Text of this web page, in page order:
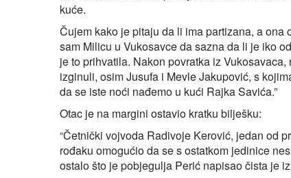
kuće.
Čujem kako je pitaju da li ima partizana, a
sam Milicu u Vukosavce da sazna da li je iko
je to prihvatila. Nakon povratka iz
izginuli, osim Jusufa i Mevle Jakupović, s
da se iste noći nađemo u kući Rajka Savića.”
Otac je na margini ostavio kratku bilješku:
“Četnički vojvoda Radivoje Kerović, jedan od
rođaku omogućio da se s ostatkom jedinice
ostalo što je pobjegulja Perić napisao čista je